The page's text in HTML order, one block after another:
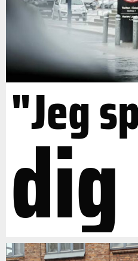
"Jeg